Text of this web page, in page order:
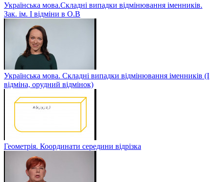
Українська мова.Складні випадки відмінювання іменників.
Зак. ім. І відміни в О.В
Українська мова. Складні випадки відмінювання іменників (І
відміна, орудний відмінок)
Геометрія. Координати середини відрізка